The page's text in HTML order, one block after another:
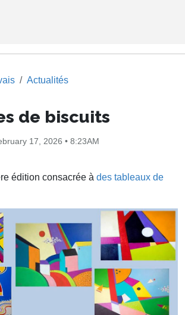
Actualités
de biscuits
17, 2026 • 8:23AM
édition consacrée à des tableaux de